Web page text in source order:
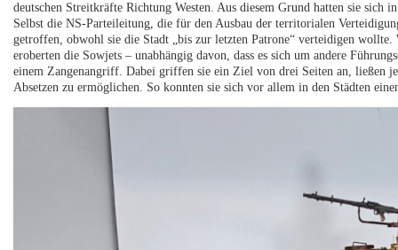
deutschen Streitkräfte Richtung Westen. Aus diesem Grund hatten sie
Selbst die NS-Parteileitung, die für den Ausbau der territorialen
getroffen, obwohl sie die Stadt „bis zur letzten Patrone“ verteidigen
eroberten die Sowjets – unabhängig davon, dass es sich um andere
einem Zangenangriff. Dabei griffen sie ein Ziel von drei Seiten an, ließen
Absetzen zu ermöglichen. So konnten sie sich vor allem in den Städten